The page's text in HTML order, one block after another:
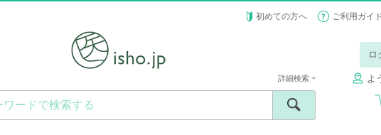
初めての方へ ご利用ガイ
ロ
よ
詳細検索